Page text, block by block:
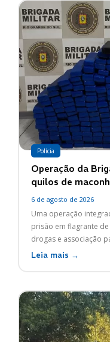
Polícia
Operação da
quilos de
6 de agosto de 2026
Uma operação
prisão em flagrante
drogas e associação
Leia mais →